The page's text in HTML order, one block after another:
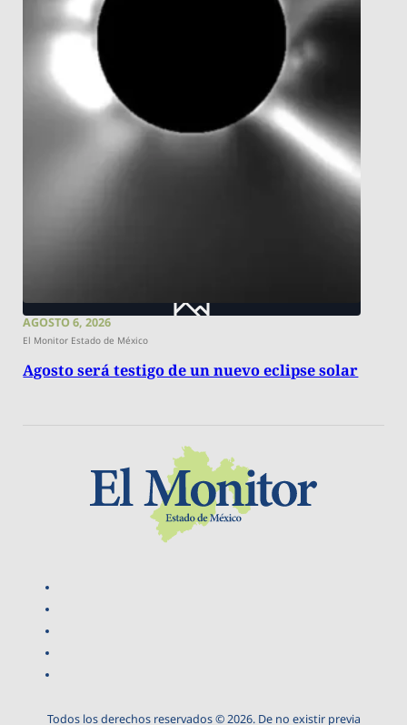
AGOSTO 6, 2026
El Monitor Estado de México
Agosto será testigo de un nuevo eclipse solar
Todos los derechos reservados © 2026. De no existir previa